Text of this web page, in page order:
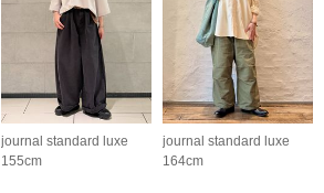
journal standard luxe
155cm
journal standard luxe
164cm